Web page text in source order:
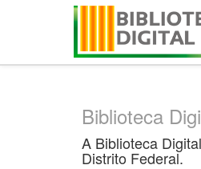
Biblioteca
A Biblioteca
Distrito Federal.